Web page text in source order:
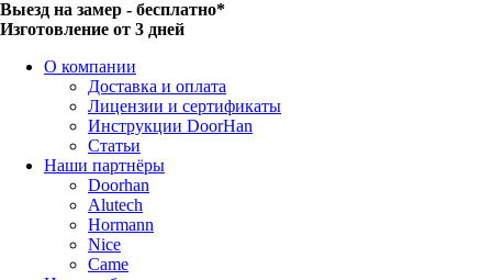
Выезд на замер - бесплатно*
Изготовление от 3 дней
О компании
Доставка и оплата
Лицензии и сертификаты
Инструкции DoorHan
Статьи
Наши партнёры
Doorhan
Alutech
Hormann
Nice
Came